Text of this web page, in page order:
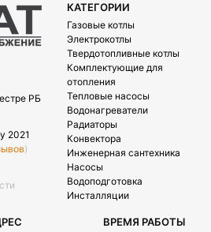
РБ
2021
)
КАТЕГОРИИ
Газовые котлы
Электрокотлы
Твердотопливные котлы
Комплектующие для
отопления
Тепловые насосы
Водонагреватели
Радиаторы
Конвектора
Инженерная сантехника
Насосы
Водоподготовка
Инсталляции
ВРЕМЯ РАБОТЫ